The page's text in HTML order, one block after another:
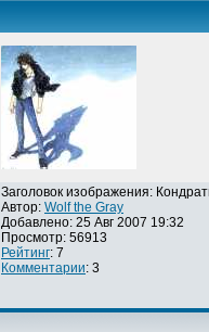
Заголовок изображения:
Автор: Wolf the Gray
Добавлено: 25 Авг 2007 19:32
Просмотр: 56913
Рейтинг: 7
Комментарии: 3